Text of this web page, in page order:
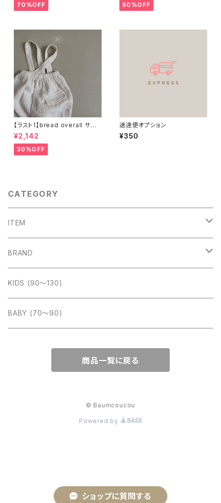
ショップに質問する
70%OFF 50%OFF
【ラスト1】bread overall サス
ペンダーオーバーオール（BAB
Y）
¥2,142
30%OFF
速達便オプション
¥350
CATEGORY
ITEM
outer
tops
cut sew
bottom
BRAND
Amber (kids)
Aosta (baby&kids)
BIEN A BIEN (kids)
digreen (kids)
KIDS (90〜130)
BABY (70〜90)
商品一覧に戻る
© Baumcoucou
Powered by